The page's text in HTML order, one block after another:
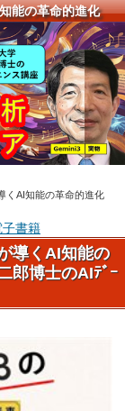
能の革命的進化
くAI知能の革命的進化
子書籍
導くAI知能の
郎博士のAIﾃﾞｰ